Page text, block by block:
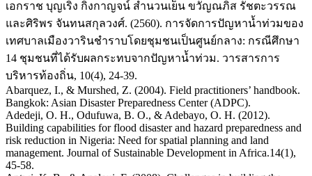
เอกราช บุญเริง กิ่งกาญจน์ สำนวนเย็น ขวัญณภิส รัชตะวรรณ
และศิริพร จันทนสกุลวงศ์. (2560). การจัดการปัญหาน้ำท่วมของ
เทศบาลเมืองวารินชำราบโดยชุมชนเป็นศูนย์กลาง: กรณีศึกษา
14 ชุมชนที่ได้รับผลกระทบจากปัญหาน้ำท่วม. วารสารการ
บริหารท้องถิ่น, 10(4), 24-39.
Abarquez, I., & Murshed, Z. (2004). Field practitioners’ handbook.
Bangkok: Asian Disaster Preparedness Center (ADPC).
Adedeji, O. H., Odufuwa, B. O., & Adebayo, O. H. (2012).
Building capabilities for flood disaster and hazard preparedness and
risk reduction in Nigeria: Need for spatial planning and land
management. Journal of Sustainable Development in Africa.14(1),
45-58.